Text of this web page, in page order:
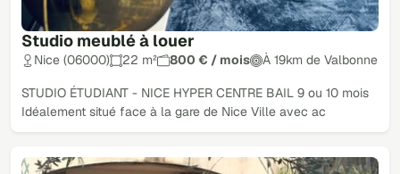
Studio meublé à louer
Nice (06000) 22 m² 800 € / mois À 19km de Valbonne
STUDIO ÉTUDIANT - NICE HYPER CENTRE BAIL 9 ou 10 mois
Idéalement situé face à la gare de Nice Ville avec ac